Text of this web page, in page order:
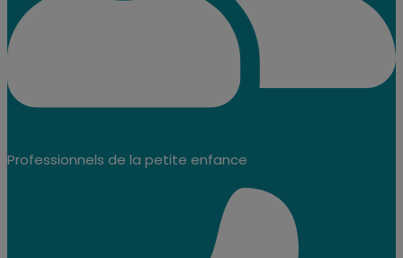
Professionnels de la petite enfance